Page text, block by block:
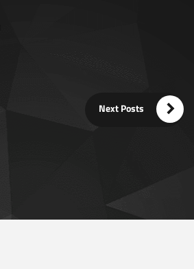
Next Posts 